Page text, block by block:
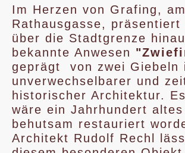
Im Herzen von Grafing,
Rathausgasse, präsentiert
über die Stadtgrenze
bekannte Anwesen
geprägt von zwei Giebeln
unverwechselbarer und
historischer Architektur.
wäre ein Jahrhundert altes
behutsam restauriert
Architekt Rudolf Rechl